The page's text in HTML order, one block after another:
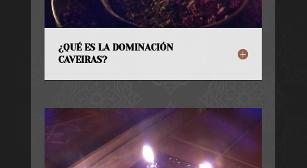
¿QUÉ ES LA DOMINACIÓN
CAVEIRAS?